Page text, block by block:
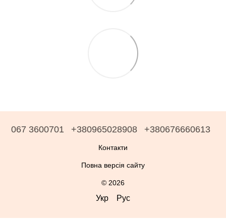
067 3600701 +380965028908 +380676660613
Контакти
Повна версія сайту
© 2026
Укр Рус